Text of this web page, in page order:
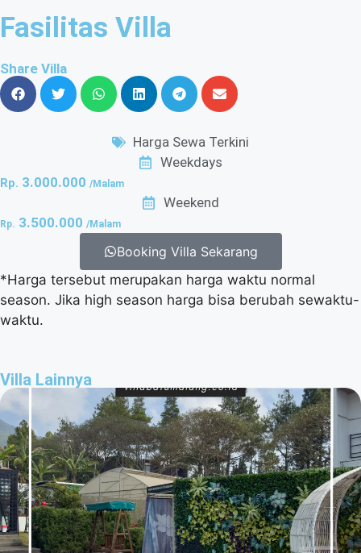
Fasilitas Villa
Share Villa
Harga Sewa Terkini
Weekdays
Rp. 3.000.000 /Malam
Weekend
Rp. 3.500.000 /Malam
Booking Villa Sekarang
*Harga tersebut merupakan harga waktu normal
season. Jika high season harga bisa berubah sewaktu-
waktu.
Villa Lainnya